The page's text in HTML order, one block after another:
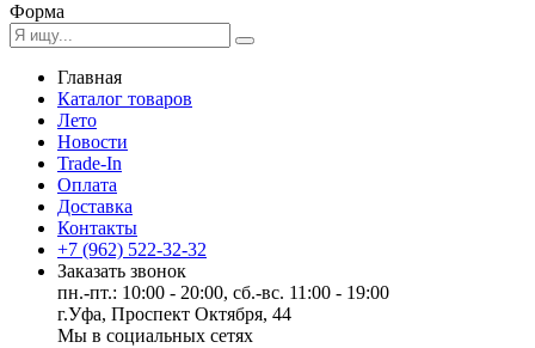
Форма
Главная
Каталог товаров
Лето
Новости
Trade-In
Оплата
Доставка
Контакты
+7 (962) 522-32-32
Заказать звонок
пн.-пт.: 10:00 - 20:00, сб.-вс. 11:00 - 19:00
г.Уфа, Проспект Октября, 44
Мы в социальных сетях